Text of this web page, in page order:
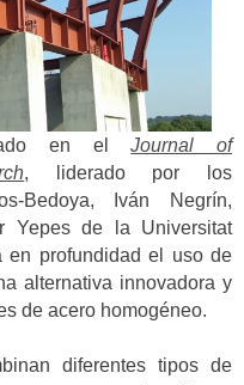
en elJournal of
, liderado por los
Bedoya, Iván Negrín,
Yepes de la Universitat
en profundidad el uso de
alternativa innovadora y
de acero homogéneo.
diferentes tipos de